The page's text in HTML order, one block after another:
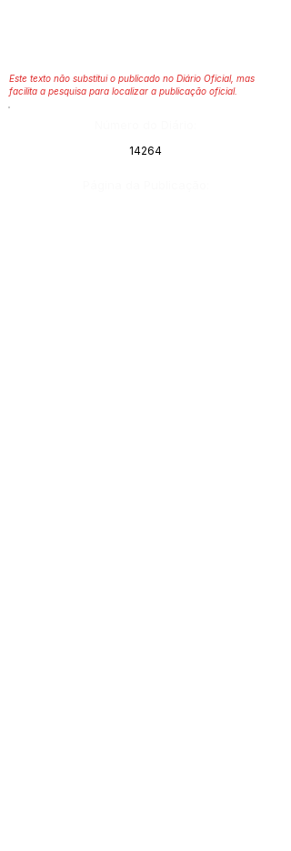
Este texto não substitui o publicado no Diário Oficial, mas
facilita a pesquisa para localizar a publicação oficial.
14264